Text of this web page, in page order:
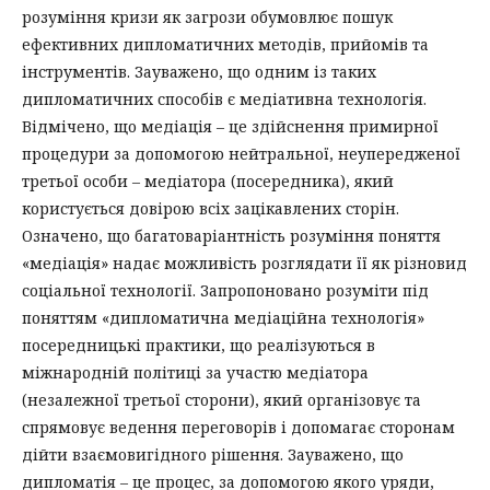
розуміння кризи як загрози обумовлює пошук
ефективних дипломатичних методів, прийомів та
інструментів. Зауважено, що одним із таких
дипломатичних способів є медіативна технологія.
Відмічено, що медіація – це здійснення примирної
процедури за допомогою нейтральної, неупередженої
третьої особи – медіатора (посередника), який
користується довірою всіх зацікавлених сторін.
Означено, що багатоваріантність розуміння поняття
«медіація» надає можливість розглядати її як різновид
соціальної технології. Запропоновано розуміти під
поняттям «дипломатична медіаційна технологія»
посередницькі практики, що реалізуються в
міжнародній політиці за участю медіатора
(незалежної третьої сторони), який організовує та
спрямовує ведення переговорів і допомагає сторонам
дійти взаємовигідного рішення. Зауважено, що
дипломатія – це процес, за допомогою якого уряди,